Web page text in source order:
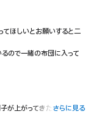
ほしいとお願いすると二
るので一緒の布団に入って
が上がってきた俺はひな
さらに見る